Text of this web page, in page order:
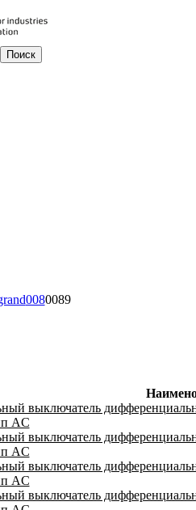
0080089
выключатель
AC
выключатель
AC
выключатель
AC
выключатель